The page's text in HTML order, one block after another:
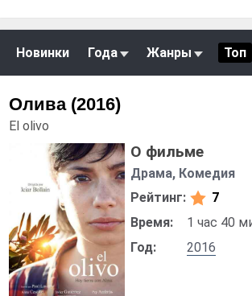
Новинки Года Жанры Топ
Олива (2016)
El olivo
О фильме
Драма, Комедия
Рейтинг:
7
Время:
1 час 40
Год:
2016